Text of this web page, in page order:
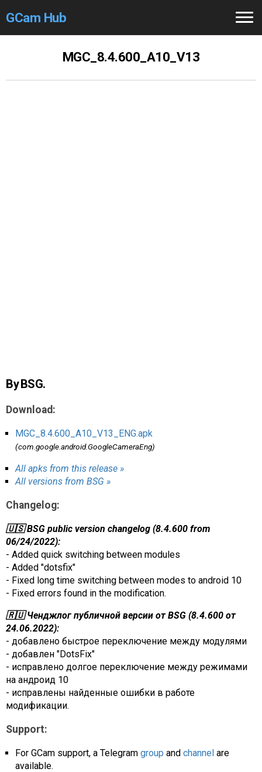
GCam Hub
MGC_8.4.600_A10_V13
By BSG.
Download:
MGC_8.4.600_A10_V13_ENG.apk
(com.google.android.GoogleCameraEng)
All apks from this release »
All versions from BSG »
Changelog:
🇺🇸 BSG public version changelog (8.4.600 from
06/24/2022):
- Added quick switching between modules
- Added "dotsfix"
- Fixed long time switching between modes to android 10
- Fixed errors found in the modification.
🇷🇺 Ченджлог публичной версии от BSG (8.4.600 от
24.06.2022):
- добавлено быстрое переключение между модулями
- добавлен "DotsFix"
- исправлено долгое переключение между режимами
на андроид 10
- исправлены найденные ошибки в работе
модификации.
Support:
For GCam support, a Telegram group and channel are
available.